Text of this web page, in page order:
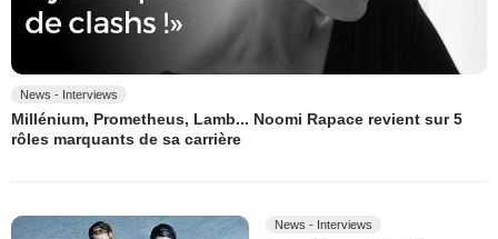
News - Interviews
Millénium, Prometheus, Lamb... Noomi Rapace revient sur 5
rôles marquants de sa carrière
News - Interviews